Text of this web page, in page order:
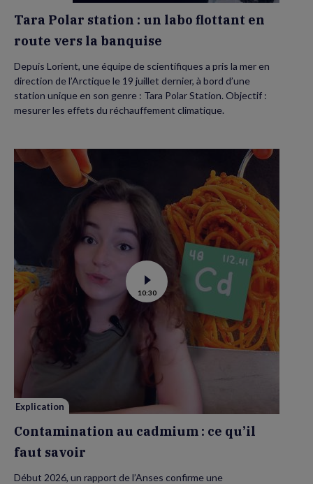
Tara Polar station : un labo flottant en
route vers la banquise
Depuis Lorient, une équipe de scientifiques a pris la mer en
direction de l’Arctique le 19 juillet dernier, à bord d’une
station unique en son genre : Tara Polar Station. Objectif :
mesurer les effets du réchauffement climatique.
Voir
la
vidéo
Contamination
au
cadmium :
ce
savoir
10:30
Explication
Contamination au cadmium : ce qu’il
faut savoir
Début 2026, un rapport de l’Anses confirme une